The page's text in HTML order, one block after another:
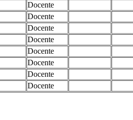
Docente
Docente
Docente
Docente
Docente
Docente
Docente
Docente